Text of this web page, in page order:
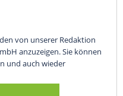
von unserer Redaktion
anzuzeigen. Sie können
und auch wieder